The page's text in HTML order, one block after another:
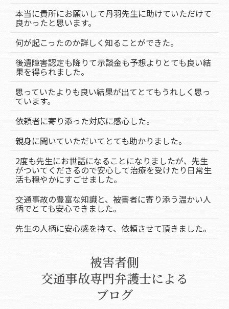
本当に貴所にお願いして丹羽先生に助けていただけて
良かったと思います。
何が起こったのか詳しく知ることができた。
後遺障害認定も降りて示談金も予想よりとても良い結
果を得られました。
思っていたよりも良い結果が出てとてもうれしく思っ
ています。
依頼者に寄り添った対応に感心した。
親身に聞いていただいてとても助かりました。
2度も先生にお世話になることになりましたが、先生
がついてくださるので安心して治療を受けたり日常生
活も穏やかにすごせました。
交通事故の豊富な知識と、被害者に寄り添う温かい人
柄でとても安心できました。
先生の人柄に安心感を持て、依頼させて頂きました。
被害者側
交通事故専門弁護士による
ブログ